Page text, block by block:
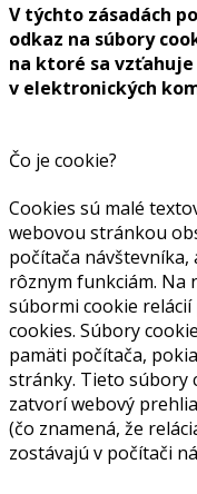
V týchto zásadách
odkaz na súbory
na ktoré sa vzťahuje
v elektronických
Čo je cookie?
Cookies sú malé
webovou stránkou
počítača
rôznym funkciám. Na
súbormi cookie
cookies. Súbory
pamäti počítača,
stránky. Tieto súbory
zatvorí webový
(čo znamená, že
zostávajú v počítači